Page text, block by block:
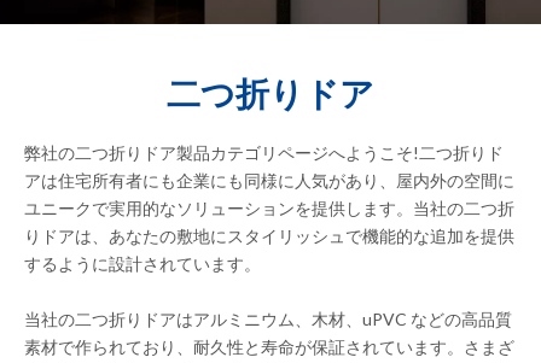
二つ折りドア
弊社の二つ折りドア製品カテゴリページへようこそ!二つ折りド
アは住宅所有者にも企業にも同様に人気があり、屋内外の空間に
ユニークで実用的なソリューションを提供します。当社の二つ折
りドアは、あなたの敷地にスタイリッシュで機能的な追加を提供
するように設計されています。
当社の二つ折りドアはアルミニウム、木材、uPVC などの高品質
素材で作られており、耐久性と寿命が保証されています。さまざ